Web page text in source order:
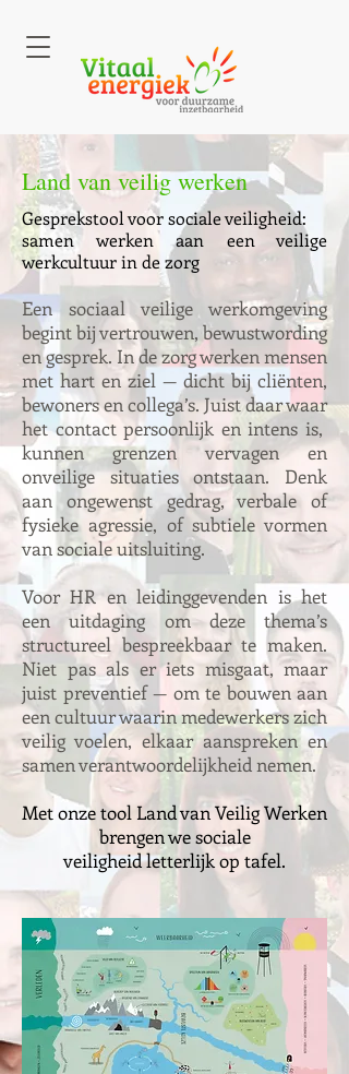
Land van veilig werken
Gesprekstool voor sociale veiligheid:
samen werken aan een veilige
werkcultuur in de zorg
Een sociaal veilige werkomgeving
begint bij vertrouwen, bewustwording
en gesprek. In de zorg werken mensen
met hart en ziel — dicht bij cliënten,
bewoners en collega’s. Juist daar waar
het contact persoonlijk en intens is,
kunnen grenzen vervagen en
onveilige situaties ontstaan. Denk
aan ongewenst gedrag, verbale of
fysieke agressie, of subtiele vormen
van sociale uitsluiting.
Voor HR en leidinggevenden is het
een uitdaging om deze thema’s
structureel bespreekbaar te maken.
Niet pas als er iets misgaat, maar
juist preventief — om te bouwen aan
een cultuur waarin medewerkers zich
veilig voelen, elkaar aanspreken en
samen verantwoordelijkheid nemen.
Met onze tool Land van Veilig Werken
brengen we sociale
veiligheid letterlijk op tafel.